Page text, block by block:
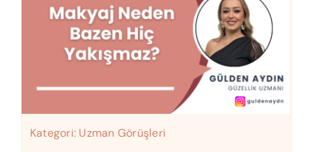
Kategori: Uzman Görüşleri